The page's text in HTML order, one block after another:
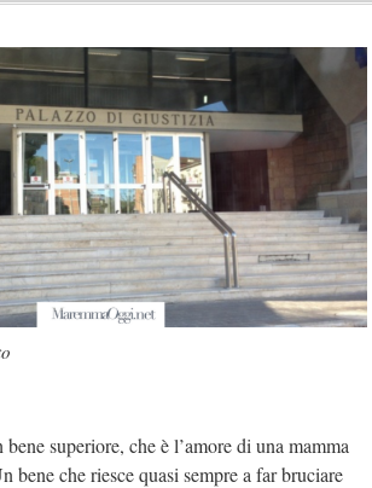
bene superiore, che è l’amore di una mamma
che riesce quasi sempre a far bruciare